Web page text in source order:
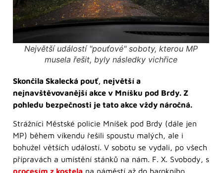
Největší událostí "pouťové" soboty, kterou MP
musela řešit, byly následky vichřice
Skončila Skalecká pouť, největší a
nejnavštěvovanější akce v Mníšku pod Brdy. Z
pohledu bezpečnosti je tato akce vždy náročná.
Strážníci Městské policie Mníšek pod Brdy (dále jen
MP) během víkendu řešili spoustu malých, ale i
bohužel větších událostí. V sobotu se vydali, po všech
přípravách a umístění stánků na nám. F. X. Svobody, s
procesím z kostela na náměstí až do barokního